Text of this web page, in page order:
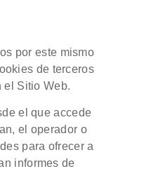
por este mismo
de terceros
el Sitio Web.
el que accede
el operador o
para ofrecer a
informes de